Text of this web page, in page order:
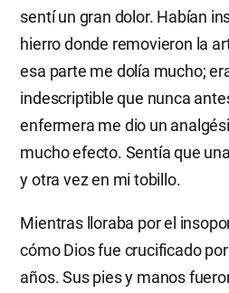
sentí un gran dolor. Habían
hierro donde removieron la
esa parte me dolía mucho;
indescriptible que nunca
enfermera me dio un
mucho efecto. Sentía que
y otra vez en mi tobillo.
Mientras lloraba por el
cómo Dios fue crucificado
años. Sus pies y manos